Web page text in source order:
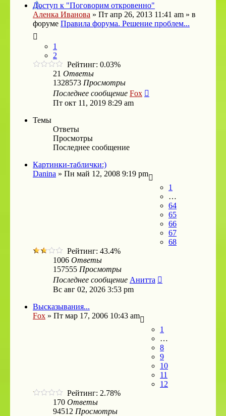
Доступ к "Поговорим откровенно"
Аленка Иванова » Пт апр 26, 2013 11:41 am » в
форуме Правила форума. Решение проблем...
1
2
Рейтинг: 0.03%
21 Ответы
1328573 Просмотры
Последнее сообщение Fox
Пт окт 11, 2019 8:29 am
Темы
Ответы
Просмотры
Последнее сообщение
Картинки-таблички:)
Danina » Пн май 12, 2008 9:19 pm
1
…
64
65
66
67
68
Рейтинг: 43.4%
1006 Ответы
157555 Просмотры
Последнее сообщение Анитта
Вс авг 02, 2026 3:53 pm
Высказывания...
Fox » Пт мар 17, 2006 10:43 am
1
…
8
9
10
11
12
Рейтинг: 2.78%
170 Ответы
94512 Просмотры